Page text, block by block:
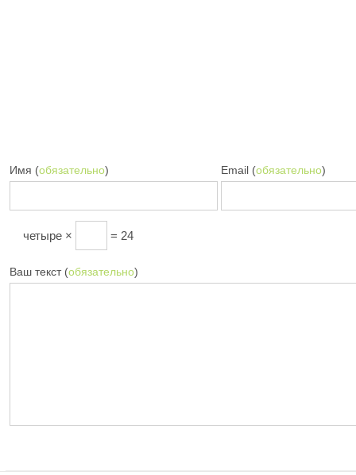
Имя (обязательно) Email (обязательно)
четыре × = 24
Ваш текст (обязательно)